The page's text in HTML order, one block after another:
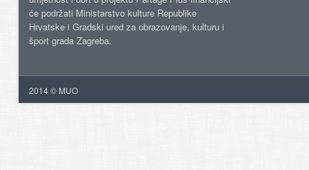
će podržati Ministarstvo kulture Republike
Hrvatske i Gradski ured za obrazovanje, kulturu i
šport grada Zagreba.
2014 © MUO